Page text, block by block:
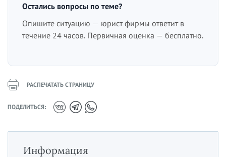
Остались вопросы по теме?
Опишите ситуацию — юрист фирмы ответит в
течение 24 часов. Первичная оценка — бесплатно.
РАСПЕЧАТАТЬ СТРАНИЦУ
ПОДЕЛИТЬСЯ:
Информация